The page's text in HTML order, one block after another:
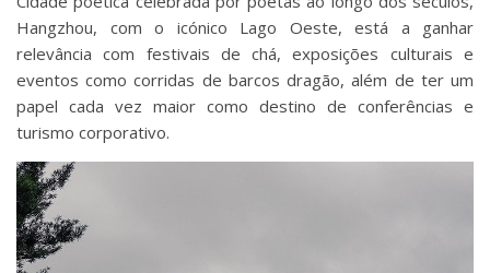
Hangzhou, com o icónico Lago Oeste, está a ganhar
relevância com festivais de chá, exposições culturais e
eventos como corridas de barcos dragão, além de ter um
papel cada vez maior como destino de conferências e
turismo corporativo.